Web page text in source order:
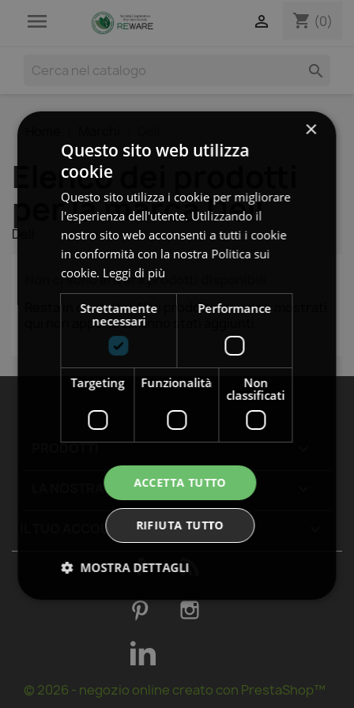
 shopping_cart (0)


Elenco dei prodotti
per la marca Dell
Dell
Non ci sono ancora prodotti disponibili
Resta in contatto! Altri prodotti verranno mostrati
qui non appena saranno stati aggiunti.
PRODOTTI
LA NOSTRA AZIENDA
IL TUO ACCOUNT
Facebook
PinterestInstagram
© 2026 - negozio online creato con PrestaShop™
×
Questo sito web utilizza
cookie
Questo sito utilizza i cookie per migliorare
l'esperienza dell'utente. Utilizzando il
nostro sito web acconsenti a tutti i cookie
in conformità con la nostra Politica sui
cookie. Leggi di più
Strettamente
necessari
Performance
Targeting Funzionalità
Non
classificati
ACCETTA TUTTO
RIFIUTA TUTTO
MOSTRA DETTAGLI